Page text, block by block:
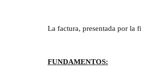
La factura, presentada por la
FUNDAMENTOS: